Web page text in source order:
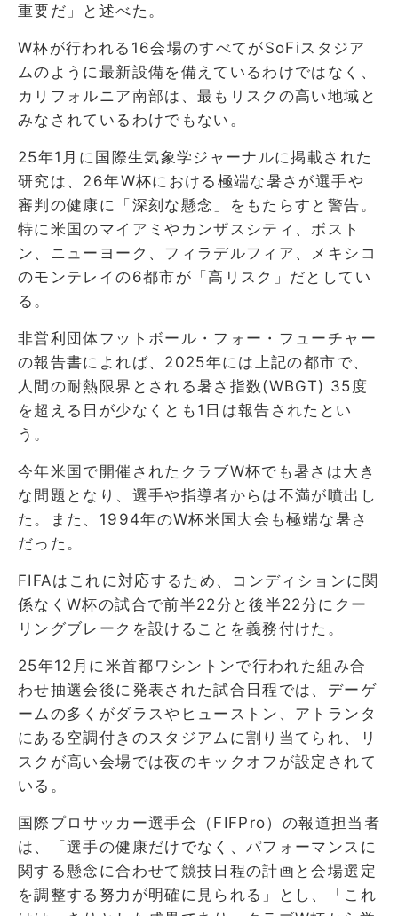
重要だ」と述べた。
W杯が行われる16会場のすべてがSoFiスタジア
ムのように最新設備を備えているわけではなく、
カリフォルニア南部は、最もリスクの高い地域と
みなされているわけでもない。
25年1月に国際生気象学ジャーナルに掲載された
研究は、26年W杯における極端な暑さが選手や
審判の健康に「深刻な懸念」をもたらすと警告。
特に米国のマイアミやカンザスシティ、ボスト
ン、ニューヨーク、フィラデルフィア、メキシコ
のモンテレイの6都市が「高リスク」だとしてい
る。
非営利団体フットボール・フォー・フューチャー
の報告書によれば、2025年には上記の都市で、
人間の耐熱限界とされる暑さ指数(WBGT) 35度
を超える日が少なくとも1日は報告されたとい
う。
今年米国で開催されたクラブW杯でも暑さは大き
な問題となり、選手や指導者からは不満が噴出し
た。また、1994年のW杯米国大会も極端な暑さ
だった。
FIFAはこれに対応するため、コンディションに関
係なくW杯の試合で前半22分と後半22分にクー
リングブレークを設けることを義務付けた。
25年12月に米首都ワシントンで行われた組み合
わせ抽選会後に発表された試合日程では、デーゲ
ームの多くがダラスやヒューストン、アトランタ
にある空調付きのスタジアムに割り当てられ、リ
スクが高い会場では夜のキックオフが設定されて
いる。
国際プロサッカー選手会（FIFPro）の報道担当者
は、「選手の健康だけでなく、パフォーマンスに
関する懸念に合わせて競技日程の計画と会場選定
を調整する努力が明確に見られる」とし、「これ